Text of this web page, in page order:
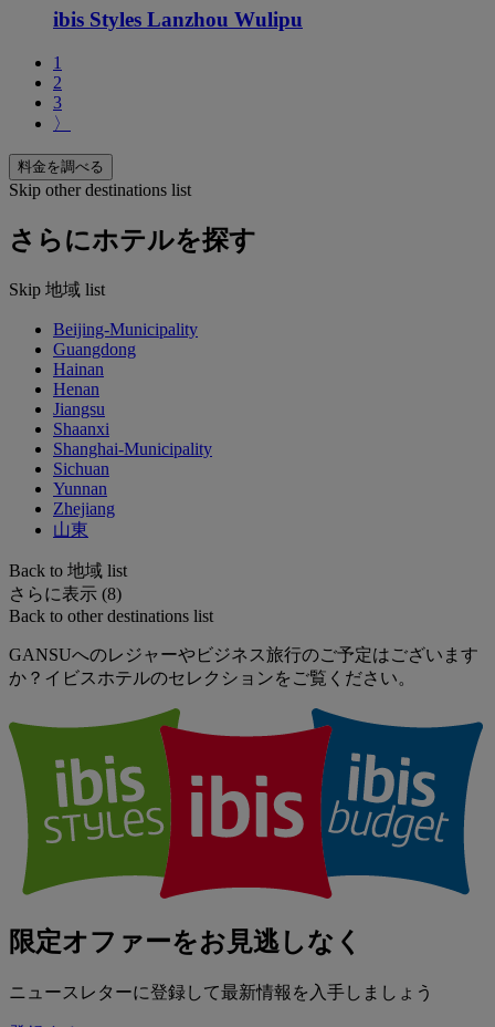
ibis Styles Lanzhou Wulipu
1
2
3
〉
料金を調べる
Skip other destinations list
さらにホテルを探す
Skip 地域 list
Beijing-Municipality
Guangdong
Hainan
Henan
Jiangsu
Shaanxi
Shanghai-Municipality
Sichuan
Yunnan
Zhejiang
山東
Back to 地域 list
さらに表示 (8)
Back to other destinations list
GANSUへのレジャーやビジネス旅行のご予定はございます
か？イビスホテルのセレクションをご覧ください。
限定オファーをお見逃しなく
ニュースレターに登録して最新情報を入手しましょう